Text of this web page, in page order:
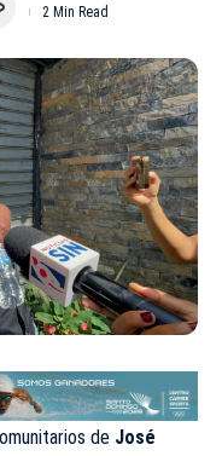
2 Min Read
de José